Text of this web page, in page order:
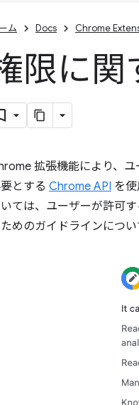
ム Docs Chrome
限に関
拡張機能により、
とする Chrome API を
ては、ユーザーが許可
めのガイドラインにつ